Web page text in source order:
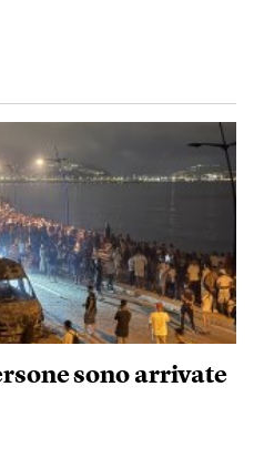
sono arrivate